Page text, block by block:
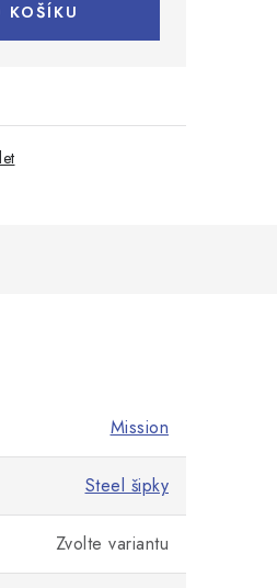
KOŠÍKU
Mission
Steel šipky
Zvolte variantu